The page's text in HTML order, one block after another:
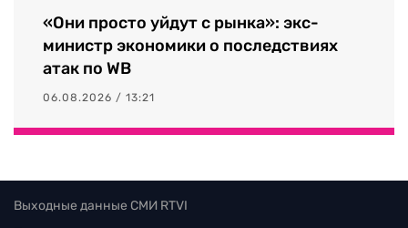
«Они просто уйдут с рынка»: экс-
министр экономики о последствиях
атак по WB
06.08.2026 / 13:21
Выходные данные СМИ RTVI